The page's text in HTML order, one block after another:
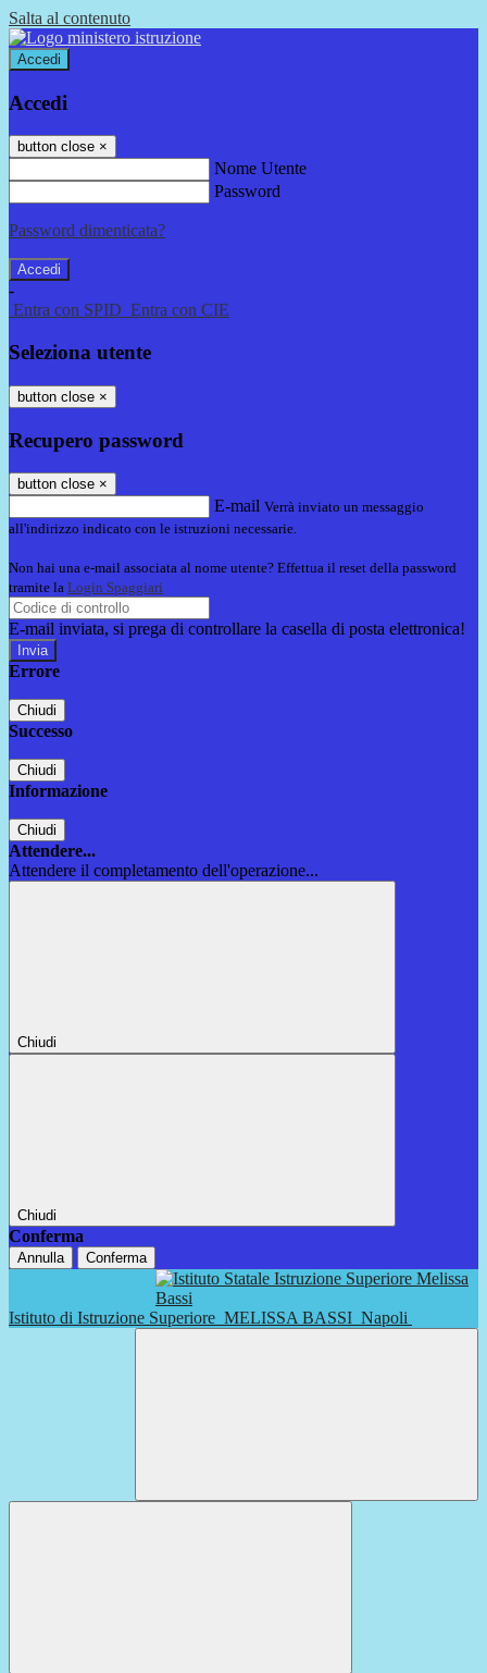
Salta al contenuto
Accedi
Accedi
button close ×
Nome Utente
Password
Password dimenticata?
-
Entra con SPID Entra con CIE
Seleziona utente
button close ×
Recupero password
button close ×
E-mail Verrà inviato un messaggio
all'indirizzo indicato con le istruzioni necessarie.
Non hai una e-mail associata al nome utente? Effettua il reset della password
tramite la Login Spaggiari
E-mail inviata, si prega di controllare la casella di posta elettronica!
Errore
Chiudi
Successo
Chiudi
Informazione
Chiudi
Attendere...
Attendere il completamento dell'operazione...
Chiudi
Chiudi
Conferma
Annulla Conferma
Istituto di Istruzione Superiore MELISSA BASSI Napoli